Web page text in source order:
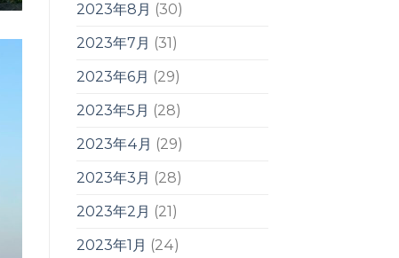
2023年8月 (30)
2023年7月 (31)
2023年6月 (29)
2023年5月 (28)
2023年4月 (29)
2023年3月 (28)
2023年2月 (21)
2023年1月 (24)